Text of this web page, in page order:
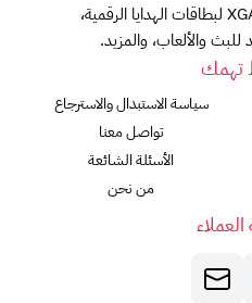
موسوعة بوابة إكس | XGATE لبطاقات الهدايا الرقمية،
والألعاب، والمزيد.
تهمك
سياسة الاستبدال والاسترجاع
تواصل معنا
الأسئلة الشائعة
من نحن